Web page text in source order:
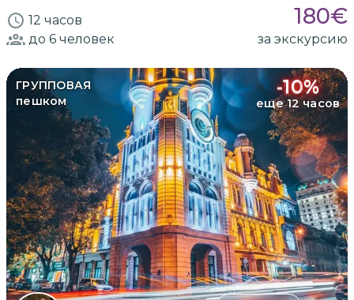
12 часов 180€
до 6 человек за экскурсию
ГРУППОВАЯ
пешком
-10%
еще 12 часов